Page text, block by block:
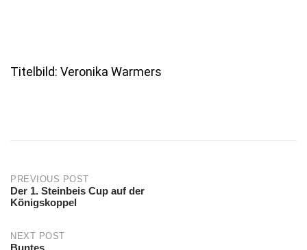
Titelbild: Veronika Warmers
Post
navigation
PREVIOUS POST
Der 1. Steinbeis Cup auf der
Königskoppel
NEXT POST
Buntes